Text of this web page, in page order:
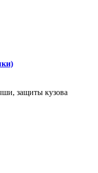
защиты кузова